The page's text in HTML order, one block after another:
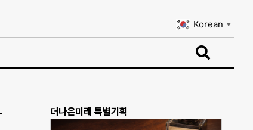
Korean ▼
더나은미래 특별기획